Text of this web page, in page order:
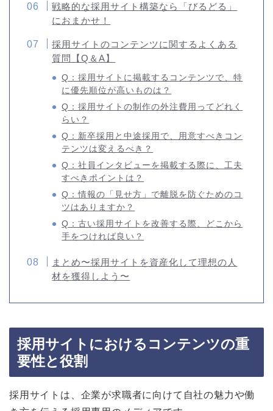
戦略的な採用サイト構築なら「びるどる」
におまかせ！
採用サイトのコンテンツに関するよくある
質問【Q＆A】
Q：採用サイトに掲載するコンテンツで、特
に優先順位が高いものは？
Q：採用サイトの制作の外注費用ってどれく
らい？
Q：新卒採用と中途採用で、用意すべきコン
テンツは変えるべき？
Q：社員インタビューを掲載する際に、工夫
すべきポイントは？
Q：情報の「見せ方」で離脱を防ぐためのコ
ツはありますか？
Q：古い採用サイトを改善する際、どこから
手をつければ良い？
まとめ〜採用サイトを資産化して理想の人
材を獲得しよう〜
採用サイトにおけるコンテンツの重
要性と役割
採用サイトは、企業が求職者に向けて自社の魅力や働